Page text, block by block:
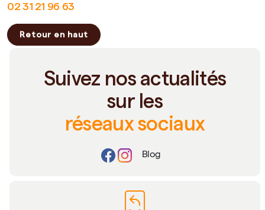
02 31 21 96 63
Retour en haut
Suivez nos actualités
sur les
réseaux sociaux
Blog